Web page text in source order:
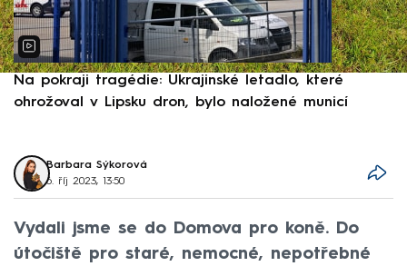
Na pokraji tragédie: Ukrajinské letadlo, které
ohrožoval v Lipsku dron, bylo naložené municí
Barbara Sýkorová
6. říj 2023, 13:50
Vydali jsme se do Domova pro koně. Do
útočiště pro staré, nemocné, nepotřebné